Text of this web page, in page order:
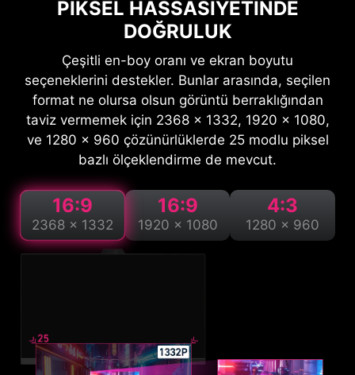
PIKSEL HASSASIYETINDE
DOĞRULUK
Çeşitli en-boy oranı ve ekran boyutu
seçeneklerini destekler. Bunlar arasında, seçilen
format ne olursa olsun görüntü berraklığından
taviz vermemek için 2368 x 1332, 1920 x 1080,
ve 1280 x 960 çözünürlüklerde 25 modlu piksel
bazlı ölçeklendirme de mevcut.
16:9
2368 x 1332
16:9
1920 x 1080
4:3
1280 x 960